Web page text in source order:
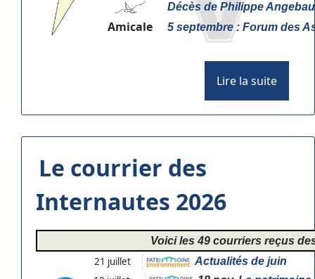
Décès de Philippe
Amicale 5 septembre : Forum des
Lire la suite
Le courrier des
Internautes 2026
Voici les 49 courriers reçus
21 juillet Actualités de juin